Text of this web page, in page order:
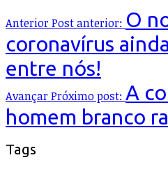
AnteriorPost anterior: O
coronavírus
entre nós!
AvançarPróximo post: A
homem branco
Tags